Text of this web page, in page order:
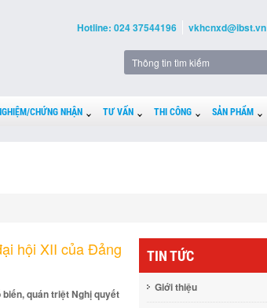
Hotline: 024 37544196 vkhcnxd@ibst.vn
CHỨNG NHẬN TƯ VẤN THI CÔNG SẢN PHẨM
hội XII của Đảng
quán triệt Nghị quyết
TIN TỨC
Giới thiệu